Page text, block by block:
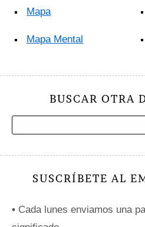
Mapa
Mapa Mental
BUSCAR OTRA
SUSCRÍBETE AL
• Cada lunes enviamos una